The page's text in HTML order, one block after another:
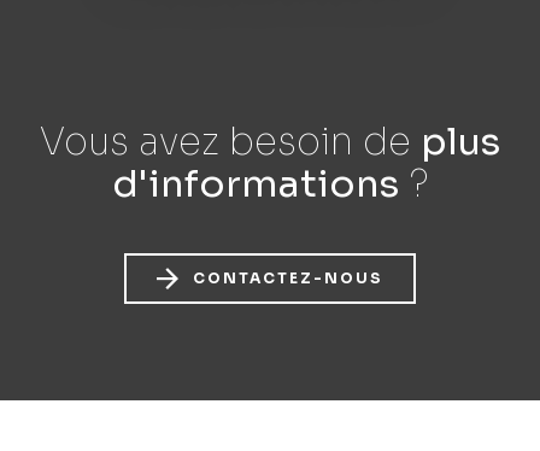
Vous avez besoin de plus
d'informations ?
CONTACTEZ-NOUS